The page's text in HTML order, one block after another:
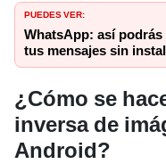
PUEDES VER:
WhatsApp: así
tus mensajes sin
¿Cómo se
inversa de
Android?